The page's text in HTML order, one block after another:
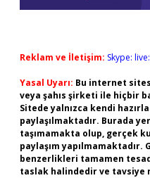
Reklam ve İletişim: Skype:
Yasal Uyarı: Bu internet
veya şahıs şirketi ile hiçbir
Sitede yalnızca kendi
paylaşılmaktadır. Burada
taşımamakta olup, gerçek
paylaşım
benzerlikleri tamamen
taslak halindedir ve tavsiye